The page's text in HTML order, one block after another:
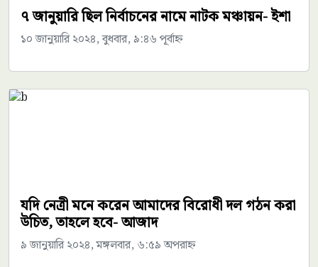
৭ জানুয়ারি ছিল নির্বাচনের নামে নাটক মঞ্চায়ন- ইশা
১০ জানুয়ারি ২০২৪, বুধবার, ৯:৪৬ পূর্বাহ্ন
যদি নেত্রী মনে করেন আমাদের বিরোধী দল গঠন করা
উচিত, তাহলে হবে- আজাদ
৯ জানুয়ারি ২০২৪, মঙ্গলবার, ৬:৫৯ অপরাহ্ন